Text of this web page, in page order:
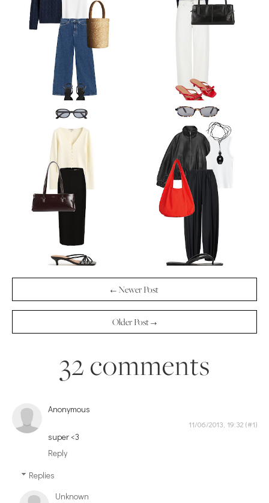
← Newer Post
Older Post →
32 comments
Anonymous
11/06/2013, 19:32
super <3
Reply
Replies
Unknown